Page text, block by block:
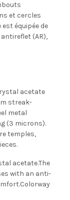
et cercles
équipée de
(AR),
acetate
streak-
metal
(3 microns).
temples,
acetate.The
with an anti-